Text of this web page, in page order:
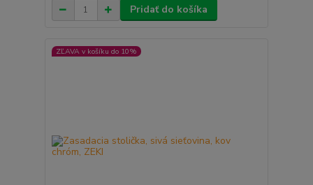
Pridať do košíka
ZĽAVA v košíku do 10%